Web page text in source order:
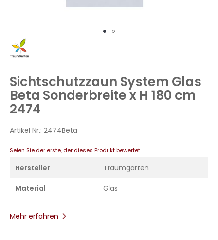
Zum
Anfang
springen
Sichtschutzzaun System Glas
Beta Sonderbreite x H 180 cm
2474
Artikel Nr.: 2474Beta
Seien Sie der erste, der dieses Produkt bewertet
Hersteller Traumgarten
Material Glas
Mehr erfahren